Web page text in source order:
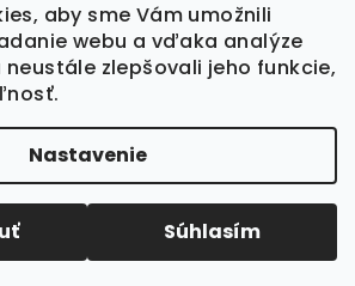
aby sme Vám umožnili
webu a vďaka analýze
neustále zlepšovali jeho funkcie,
Nastavenie
Súhlasím
na Instagrame
Upraviť nastavenie cookies
Vytvoril Shoptet
ÁNO Nie